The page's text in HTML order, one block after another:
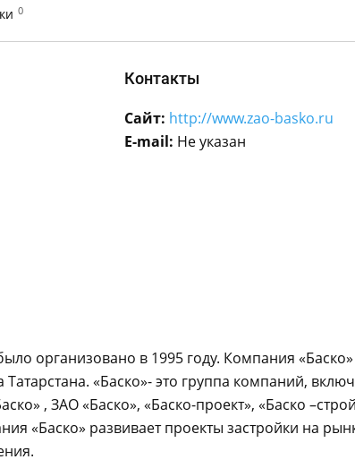
0
Контакты
Сайт: http://www.zao-basko.ru
E-mail: Не указан
организовано в 1995 году. Компания «Баско»
«Баско»- это группа компаний,
, ЗАО «Баско», «Баско-проект», «Баско
«Баско» развивает проекты застройки на